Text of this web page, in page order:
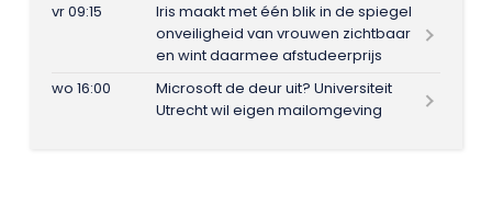
vr 09:15
Iris maakt met één blik in de spiegel
onveiligheid van vrouwen zichtbaar
en wint daarmee afstudeerprijs
wo 16:00
Microsoft de deur uit? Universiteit
Utrecht wil eigen mailomgeving